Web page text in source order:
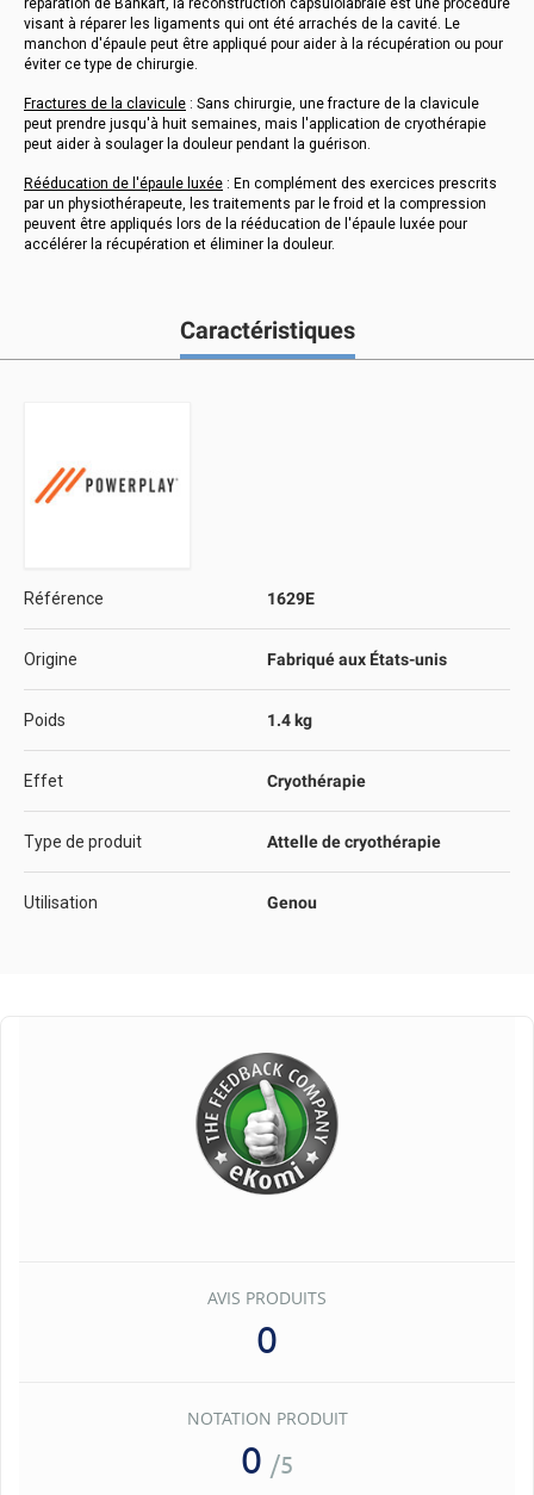
réparation de Bankart, la reconstruction capsulolabrale est une procédure
visant à réparer les ligaments qui ont été arrachés de la cavité. Le
manchon d'épaule peut être appliqué pour aider à la récupération ou pour
éviter ce type de chirurgie.
Fractures de la clavicule : Sans chirurgie, une fracture de la clavicule
peut prendre jusqu'à huit semaines, mais l'application de cryothérapie
peut aider à soulager la douleur pendant la guérison.
Rééducation de l'épaule luxée : En complément des exercices prescrits
par un physiothérapeute, les traitements par le froid et la compression
peuvent être appliqués lors de la rééducation de l'épaule luxée pour
accélérer la récupération et éliminer la douleur.
Caractéristiques
Référence 1629E
Origine Fabriqué aux États-unis
Poids 1.4 kg
Effet Cryothérapie
Type de produit Attelle de cryothérapie
Utilisation Genou
AVIS PRODUITS
0
NOTATION PRODUIT
0 /5